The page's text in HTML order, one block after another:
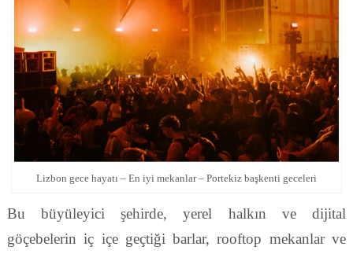
Lizbon gece hayatı – En iyi mekanlar – Portekiz başkenti geceleri
Bu büyüleyici şehirde, yerel halkın ve dijital
göçebelerin iç içe geçtiği barlar, rooftop mekanlar ve